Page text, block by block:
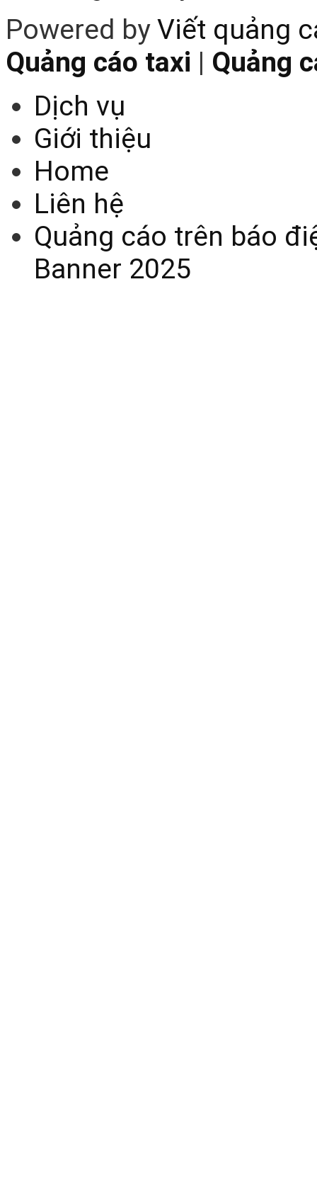
Powered byViết quảng
Quảng cáo taxi | Quảng
Dịch vụ
Giới thiệu
Home
Liên hệ
Quảng cáo trên báo
Banner 2025